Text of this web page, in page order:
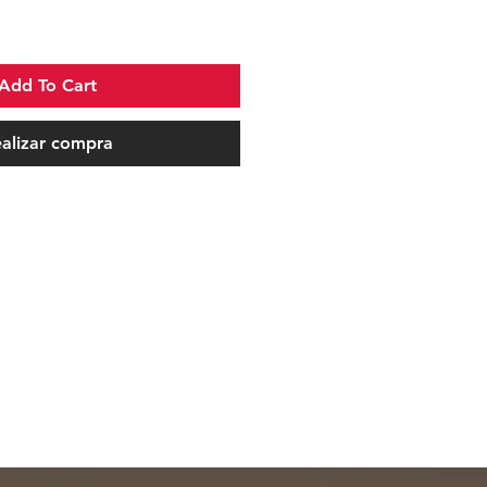
To Cart
compra